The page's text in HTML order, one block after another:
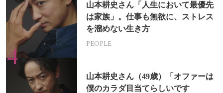
山本耕史さん「人生において最優先
は家族」。仕事も無欲に、ストレス
を溜めない生き方
PEOPLE
山本耕史さん（49歳）「オファーは
僕のカラダ目当てらしいです